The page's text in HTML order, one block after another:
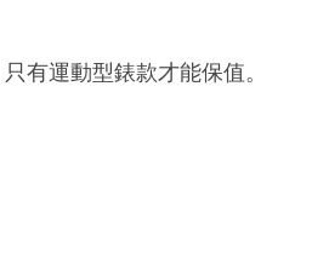
有運動型錶款才能保值。